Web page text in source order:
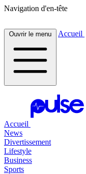
Navigation d'en-tête
Ouvrir le menu Accueil
Accueil
News
Divertissement
Lifestyle
Business
Sports